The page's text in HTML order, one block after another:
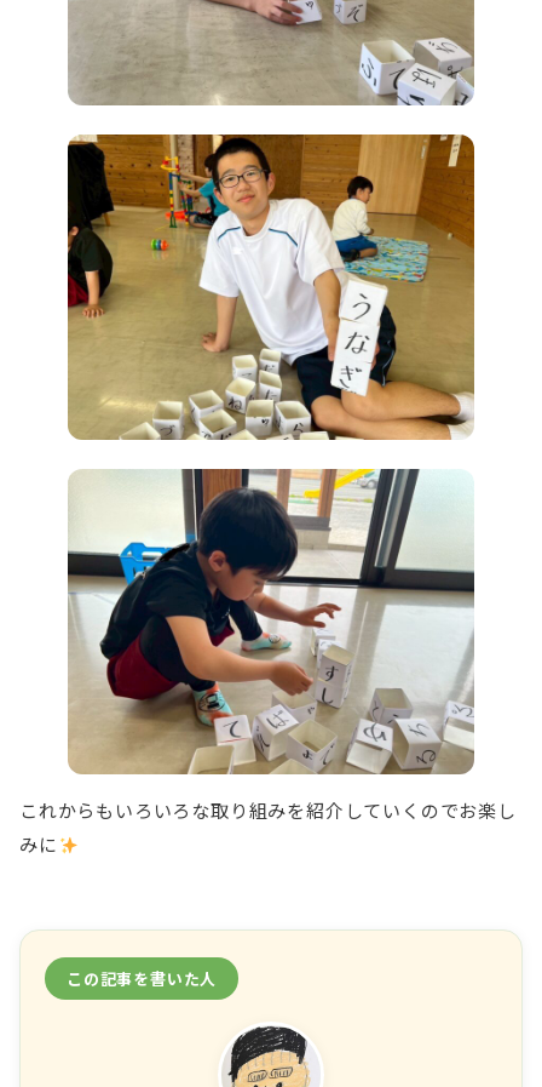
これからもいろいろな取り組みを紹介していくのでお楽し
みに
この記事を書いた人